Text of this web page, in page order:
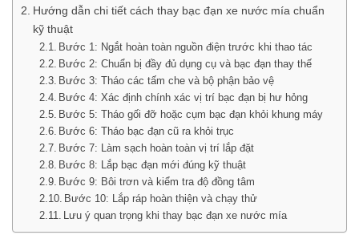
Hướng dẫn chi tiết cách thay bạc đạn xe nước mía chuẩn
kỹ thuật
Bước 1: Ngắt hoàn toàn nguồn điện trước khi thao tác
Bước 2: Chuẩn bị đầy đủ dụng cụ và bạc đạn thay thế
Bước 3: Tháo các tấm che và bộ phận bảo vệ
Bước 4: Xác định chính xác vị trí bạc đạn bị hư hỏng
Bước 5: Tháo gối đỡ hoặc cụm bạc đạn khỏi khung máy
Bước 6: Tháo bạc đạn cũ ra khỏi trục
Bước 7: Làm sạch hoàn toàn vị trí lắp đặt
Bước 8: Lắp bạc đạn mới đúng kỹ thuật
Bước 9: Bôi trơn và kiểm tra độ đồng tâm
Bước 10: Lắp ráp hoàn thiện và chạy thử
Lưu ý quan trọng khi thay bạc đạn xe nước mía